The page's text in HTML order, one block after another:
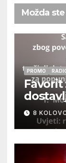
Možda
PROMO
Favorit
8